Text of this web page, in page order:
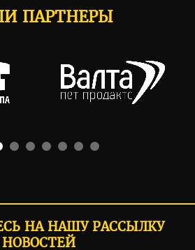
ПАРТНЕРЫ
НА НАШУ РАССЫЛКУ
НОВОСТЕЙ